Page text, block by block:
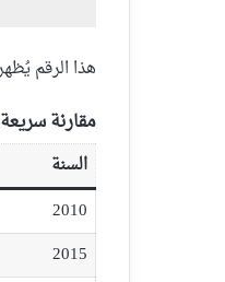
هذا الرقم
مقارنة
السنة
2010
2015